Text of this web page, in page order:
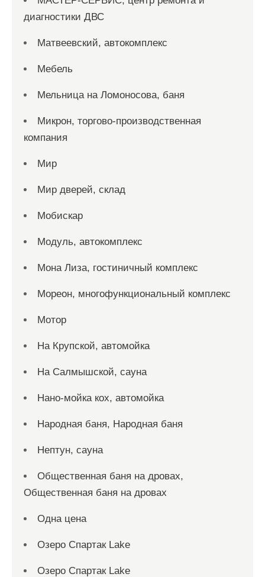
диагностики ДВС
Матвеевский, автокомплекс
Мебель
Мельница на Ломоносова, баня
Микрон, торгово-производственная
компания
Мир
Мир дверей, склад
Мобискар
Модуль, автокомплекс
Мона Лиза, гостиничный комплекс
Мореон, многофункциональный комплекс
Мотор
На Крупской, автомойка
На Салмышской, сауна
Нано-мойка кох, автомойка
Народная баня, Народная баня
Нептун, сауна
Общественная баня на дровах,
Общественная баня на дровах
Одна цена
Озеро Спартак Lake
Озеро Спартак Lake